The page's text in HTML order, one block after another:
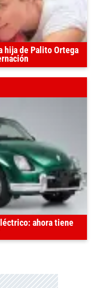
hija de Palito Ortega
ahora tiene